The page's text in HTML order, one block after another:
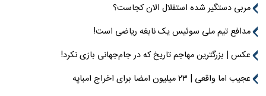
مربی دستگیر شده استقلال الان کجاست؟
مدافع تیم ملی سوئیس یک نابغه ریاضی است!
عکس | بزرگترین مهاجم تاریخ که در جام‌جهانی بازی نکرد!
عجیب اما واقعی | ۲۳ میلیون امضا برای اخراج امباپه